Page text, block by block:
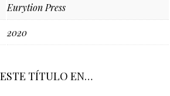
Eurytion Press
2020
TÍTULO EN…